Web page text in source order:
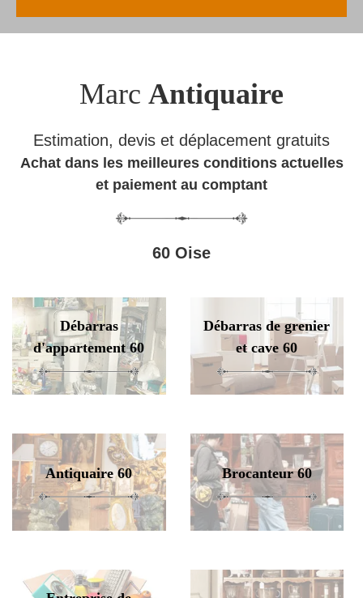
Marc Antiquaire
Estimation, devis et déplacement gratuits
Achat dans les meilleures conditions actuelles
et paiement au comptant
60 Oise
Débarras
d'appartement 60
Débarras de grenier
et cave 60
Antiquaire 60 Brocanteur 60